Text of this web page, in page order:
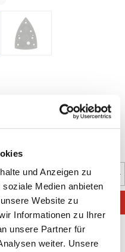
und Anzeigen zu
Medien anbieten
Website zu
Informationen zu Ihrer
unsere Partner für
weiter. Unsere
Wert ein oder